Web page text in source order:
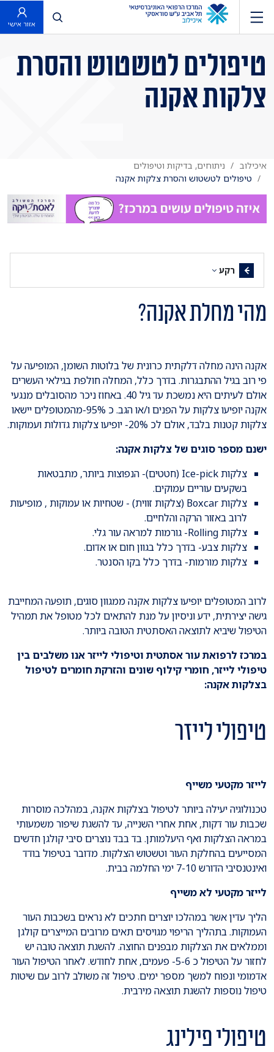
פתח חיפוש
אזור אישי
טיפולים לטשטוש והסרת
צלקות אקנה
איכילוב
ניתוחים, בדיקות וטיפולים
טיפולים לטשטוש והסרת צלקות אקנה
רקע
מהי מחלת אקנה?
אקנה הינה מחלה דלקתית כרונית של בלוטות השומן, המופיעה על
פי רוב בגיל ההתבגרות. בדרך כלל, המחלה חולפת בגילאי העשרים
אולם לעיתים היא נמשכת עד גיל 40. באחוז ניכר מהסובלים מנגעי
אקנה יופיעו צלקות על הפנים ו/או הגב. כ 95%-מהמטופלים יישאו
צלקות קטנות בלבד, אולם לכ 20%- יופיעו צלקות גדולות ועמוקות.
ישנם מספר סוגים של צלקות אקנה:
צלקות Ice-pick (חטטים)- הנפוצות ביותר, מתבטאות
בשקעים עוריים עמוקים.
צלקות Boxcar (צלקות זווית) - שטחיות או עמוקות , מופיעות
לרוב באזור הרקה והלחיים.
צלקות Rolling- גורמות למראה עור גלי.
צלקות צבע- בדרך כלל בגוון חום או אדום.
צלקות מורמות- בדרך כלל בקו הסנטר.
לרוב המטופלים יופיעו צלקות אקנה ממגוון סוגים, תופעה המחייבת
גישה יצירתית, ידע וניסיון על מנת להתאים לכל מטופל את תמהיל
הטיפול שיביא לתוצאה האסתטית הטובה ביותר.
במרכז לרפואת עור אסתטית וטיפולי לייזר אנו משלבים בין
טיפולי לייזר, חומרי קילוף שונים והזרקת חומרים לטיפול
בצלקות אקנה:
טיפולי לייזר
לייזר מקטעי משייף
טכנולוגיה יעילה ביותר לטיפול בצלקות אקנה, במהלכה מוסרות
שכבות עור דקות, אחת אחרי השנייה, עד להשגת שיפור משמעותי
במראה הצלקות ואף היעלמותן. בד בבד נוצרים סיבי קולגן חדשים
המסייעים בהחלקת העור וטשטוש הצלקות. מדובר בטיפול בודד
ואינטנסיבי הדורש 7-10 ימי החלמה בבית.
לייזר מקטעי לא משייף
הליך עדין אשר במהלכו יוצרים חתכים לא נראים בשכבות העור
העמוקות. בתהליך הריפוי מגויסים תאים מרובים המייצרים קולגן
וממלאים את הצלקות מבפנים החוצה. להשגת תוצאה טובה יש
לחזור על הטיפול כ 5-6- פעמים, אחת לחודש. לאחר הטיפול העור
אדמומי ונפוח למשך מספר ימים. טיפול זה משולב לרוב עם שיטות
טיפול נוספות להשגת תוצאה מירבית.
טיפולי פילינג